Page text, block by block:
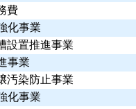
費
化事業
設置推進事業
事業
汚染防止事業
化事業